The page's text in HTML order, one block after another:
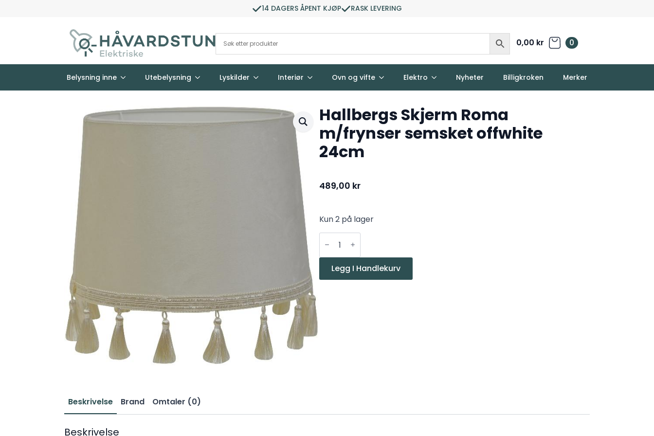
14 DAGERS ÅPENT KJØP RASK LEVERING
0,00 kr 0
Belysning inne Utebelysning Lyskilder Interiør Ovn og vifte Elektro Nyheter Billigkroken Merker
Hallbergs Skjerm Roma
m/frynser semsket offwhite
24cm
489,00 kr
Kun 2 på lager
Hallbergs
Skjerm
Roma
m/frynser
semsket
offwhite
24cm
Legg I Handlekurv
Beskrivelse Brand Omtaler (0)
Beskrivelse